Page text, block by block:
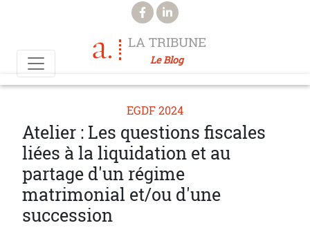
Aller au contenu principal
LA TRIBUNE
Le Blog
EGDF 2024
Atelier : Les questions fiscales
liées à la liquidation et au
partage d'un régime
matrimonial et/ou d'une
succession